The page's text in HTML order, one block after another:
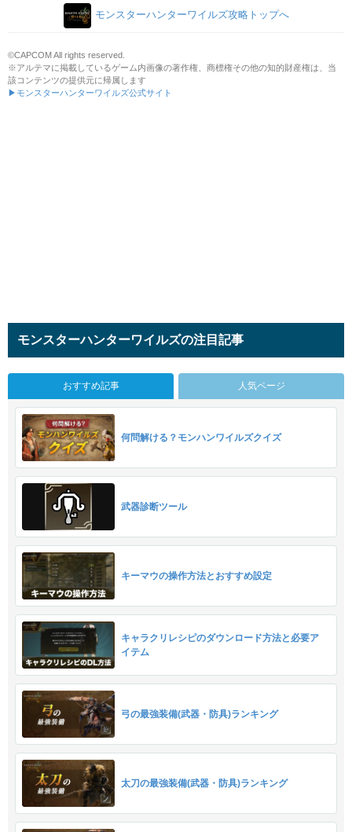
モンスターハンターワイルズ攻略トップへ
©CAPCOM All rights reserved.
※アルテマに掲載しているゲーム内画像の著作権、商標権その他の知的財産権は、当
該コンテンツの提供元に帰属します
▶モンスターハンターワイルズ公式サイト
モンスターハンターワイルズの注目記事
おすすめ記事 人気ページ
何問解ける？モンハンワイルズクイズ
武器診断ツール
キーマウの操作方法とおすすめ設定
キャラクリレシピのダウンロード方法と必要ア
イテム
弓の最強装備(武器・防具)ランキング
太刀の最強装備(武器・防具)ランキング